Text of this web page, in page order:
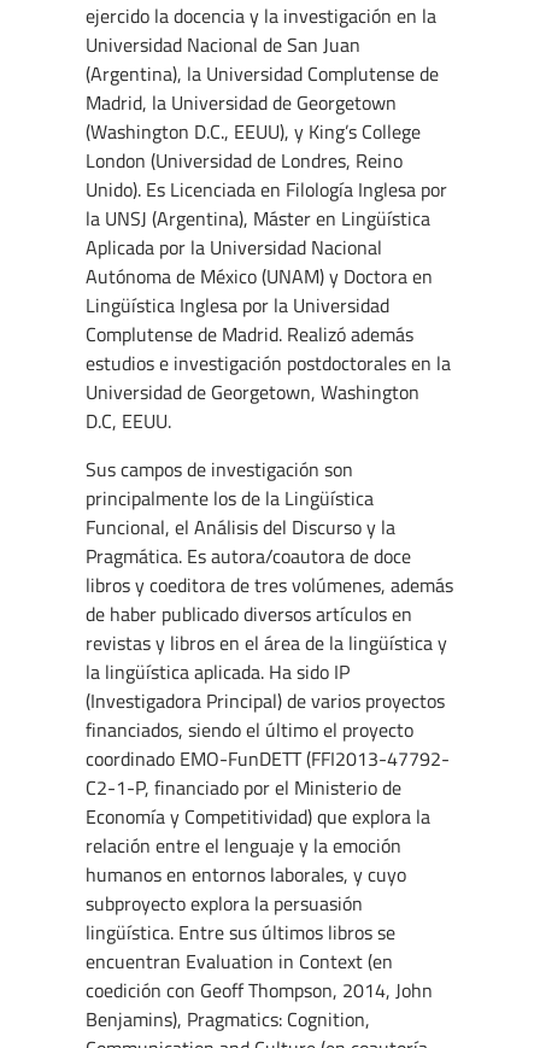
ejercido la docencia y la investigación en la
Universidad Nacional de San Juan
(Argentina), la Universidad Complutense de
Madrid, la Universidad de Georgetown
(Washington D.C., EEUU), y King’s College
London (Universidad de Londres, Reino
Unido). Es Licenciada en Filología Inglesa por
la UNSJ (Argentina), Máster en Lingüística
Aplicada por la Universidad Nacional
Autónoma de México (UNAM) y Doctora en
Lingüística Inglesa por la Universidad
Complutense de Madrid. Realizó además
estudios e investigación postdoctorales en la
Universidad de Georgetown, Washington
D.C, EEUU.
Sus campos de investigación son
principalmente los de la Lingüística
Funcional, el Análisis del Discurso y la
Pragmática. Es autora/coautora de doce
libros y coeditora de tres volúmenes, además
de haber publicado diversos artículos en
revistas y libros en el área de la lingüística y
la lingüística aplicada. Ha sido IP
(Investigadora Principal) de varios proyectos
financiados, siendo el último el proyecto
coordinado EMO-FunDETT (FFI2013-47792-
C2-1-P, financiado por el Ministerio de
Economía y Competitividad) que explora la
relación entre el lenguaje y la emoción
humanos en entornos laborales, y cuyo
subproyecto explora la persuasión
lingüística. Entre sus últimos libros se
encuentran Evaluation in Context (en
coedición con Geoff Thompson, 2014, John
Benjamins), Pragmatics: Cognition,